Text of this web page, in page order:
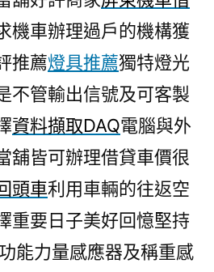
機車辦理過戶的機構獲
推薦燈具推薦獨特燈光
不管輸出信號及可客製
資料擷取DAQ電腦與外
舖皆可辦理借貸車價很
頭車利用車輛的往返空
重要日子美好回憶堅持
能力量感應器及稱重感